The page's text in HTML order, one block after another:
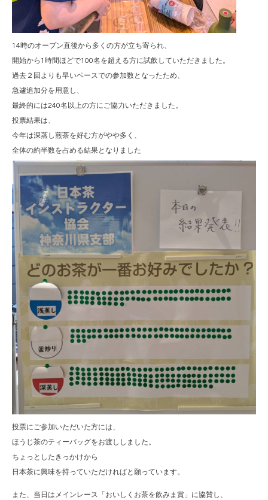
14時のオープン直後から多くの方が立ち寄られ、
開始から1時間ほどで100名を超える方に試飲していただきました。
過去２回よりも早いペースでの参加数となったため、
急遽追加分を用意し、
最終的には240名以上の方にご協力いただきました。
投票結果は、
今年は深蒸し煎茶を好む方がやや多く、
全体の約半数を占める結果となりました
投票にご参加いただいた方には、
ほうじ茶のティーバッグをお渡ししました。
ちょっとしたきっかけから
日本茶に興味を持っていただければと願っています。
また、当日はメインレース「おいしくお茶を飲みま賞」に協賛し、